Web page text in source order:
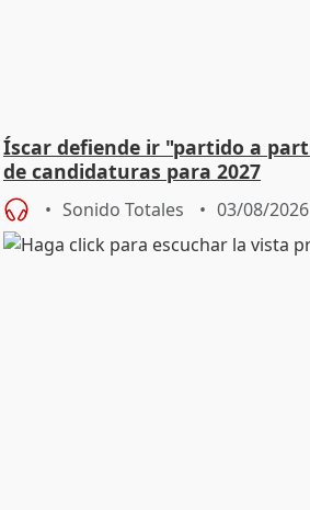
Íscar defiende ir "partido a
de candidaturas para 2027
Sonido Totales 03/08/2026